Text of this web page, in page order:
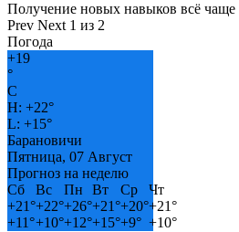
Получение новых навыков всё
Prev Next 1 из 2
Погода
+19
°
C
H: +22°
L: +15°
Барановичи
Пятница, 07 Август
Прогноз на неделю
Сб
Вс Пн Вт Ср
Чт
+21°+22°+26°+21°+20°+21°
+11°+10°+12°+15°+9° +10°